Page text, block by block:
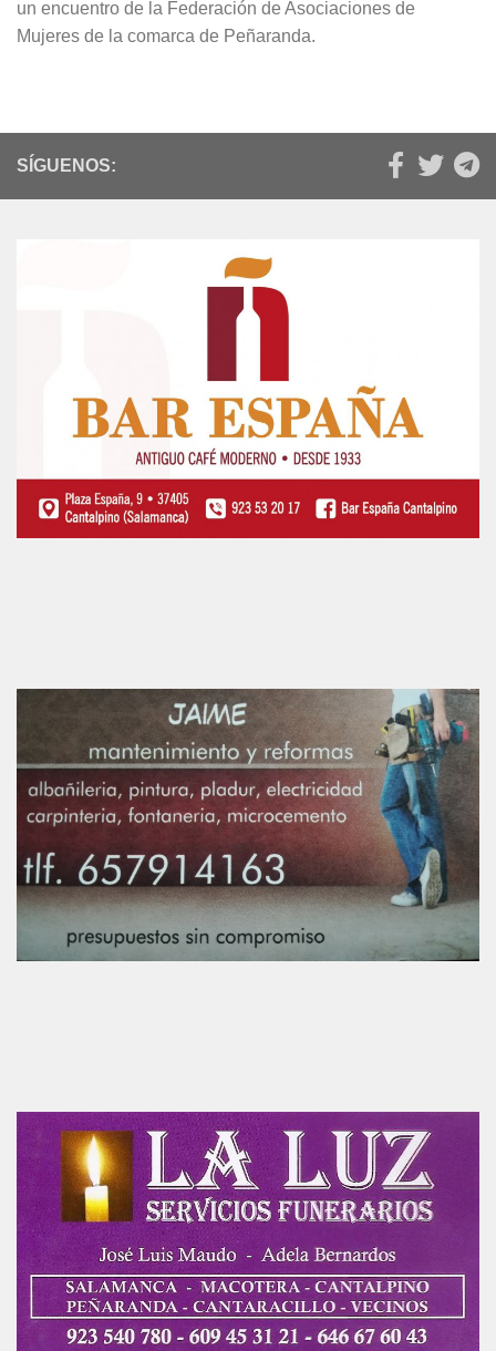
un encuentro de la Federación de Asociaciones de
Mujeres de la comarca de Peñaranda.
SÍGUENOS: